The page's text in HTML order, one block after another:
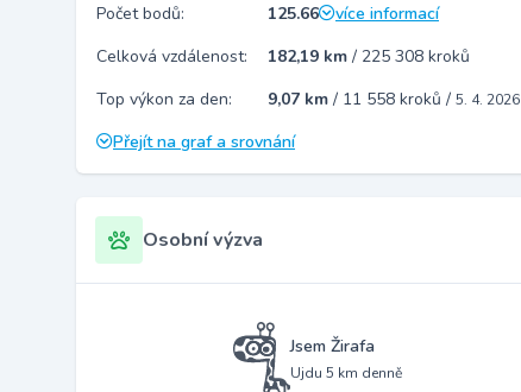
Počet bodů: 125.66
více informací
Celková vzdálenost:
182,19 km / 225 308 kroků
Top výkon za den:
9,07 km / 11 558 kroků / 5. 4. 2026
Přejít na graf a srovnání
Osobní výzva
Jsem Žirafa
Ujdu 5 km denně